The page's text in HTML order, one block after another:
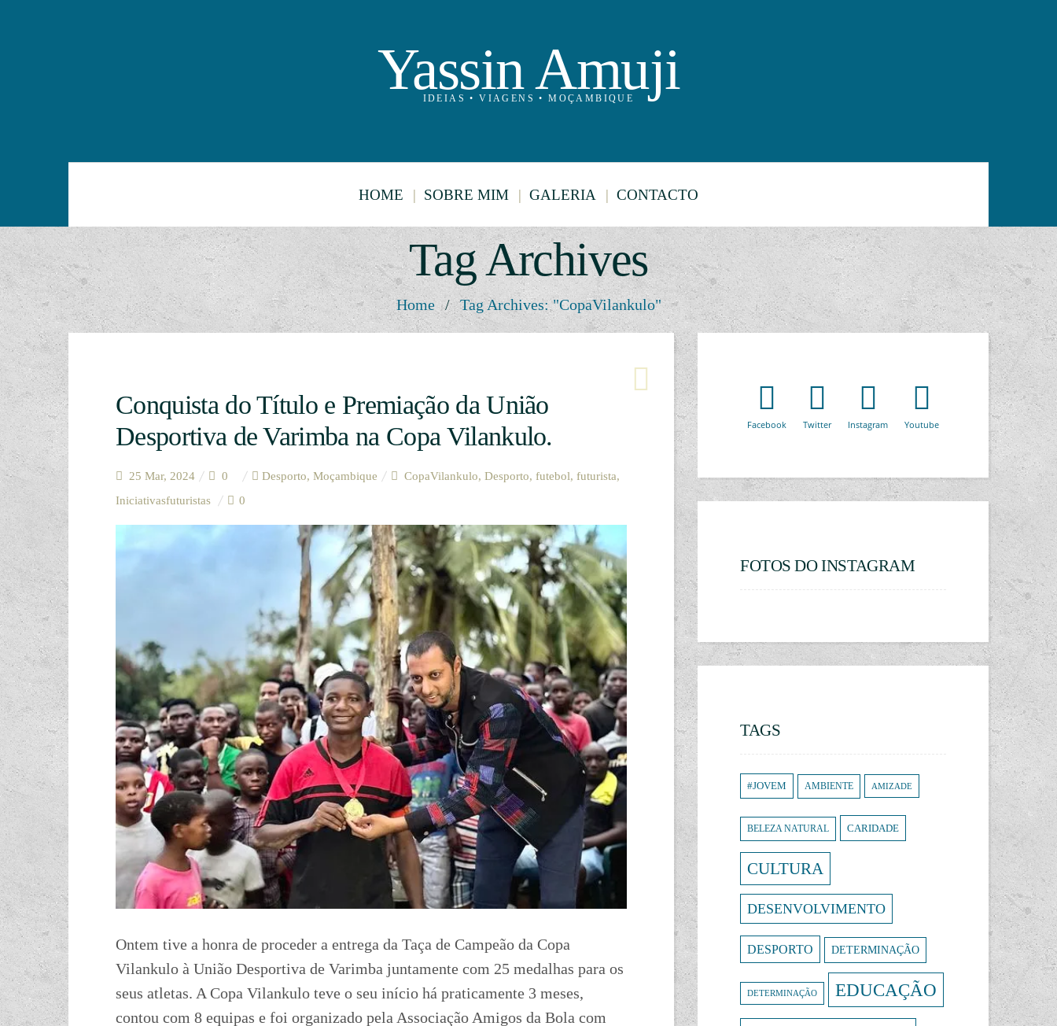
Yassin Amuji
IDEIAS • VIAGENS • MOÇAMBIQUE
HOME SOBRE MIM GALERIA CONTACTO
Tag Archives
Home / Tag Archives: "CopaVilankulo"
Conquista do Título e Premiação da União
Desportiva de Varimba na Copa Vilankulo.
25 Mar, 2024 0 Desporto, Moçambique CopaVilankulo, Desporto, futebol, futurista,
Iniciativasfuturistas
0
Ontem tive a honra de proceder a entrega da Taça de Campeão da Copa
Vilankulo à União Desportiva de Varimba juntamente com 25 medalhas para os
seus atletas. A Copa Vilankulo teve o seu início há praticamente 3 meses,
contou com 8 equipas e foi organizado pela Associação Amigos da Bola com
Facebook Twitter Instagram Youtube
FOTOS DO INSTAGRAM
TAGS
#JOVEM AMBIENTE AMIZADE
BELEZA NATURAL CARIDADE
CULTURA
DESENVOLVIMENTO
DESPORTO DETERMINAÇÃO
DETERMINAÇÃO EDUCAÇÃO